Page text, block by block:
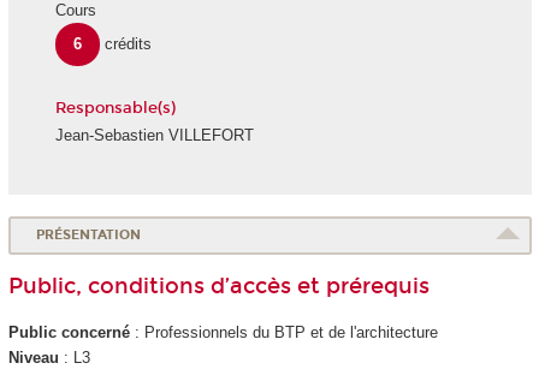
Cours
6
crédits
Responsable(s)
Jean-Sebastien VILLEFORT
PRÉSENTATION
Public, conditions d’accès et prérequis
Public concerné: Professionnels du BTP et de l'architecture
Niveau : L3